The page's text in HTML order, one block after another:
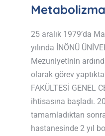
25 aralık 1979’da
yılında İNÖNÜ
Mezuniyetinin
olarak görev
FAKÜLTESİ GENEL
ihtisasına başladı.
tamamladıktan
hastanesinde 2 yıl